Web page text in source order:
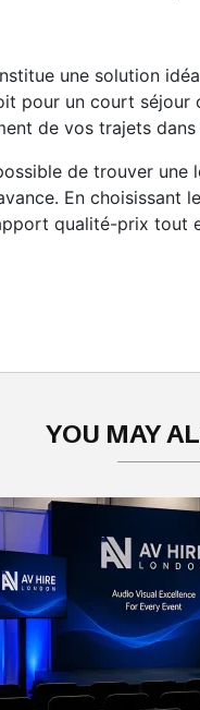
une solution
pour un court
de vos trajets
de trouver
En choisissant
qualité-prix
YOU MAY